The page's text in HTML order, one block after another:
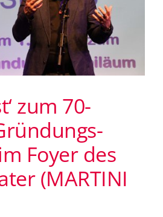
zum 70-
Foyer des
(MARTINI